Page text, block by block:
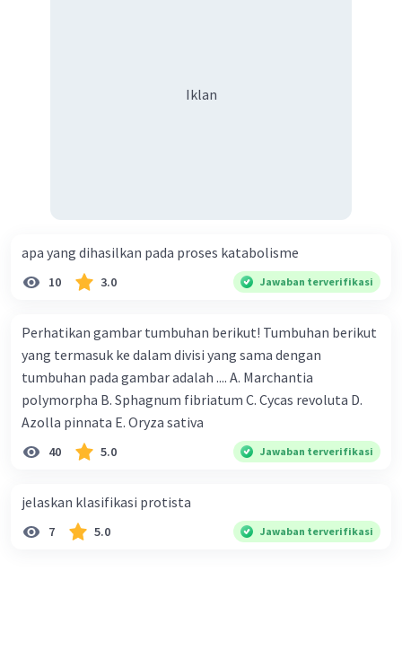
Iklan
apa yang dihasilkan pada proses katabolisme
10 3.0 Jawaban terverifikasi
Perhatikan gambar tumbuhan berikut! Tumbuhan berikut
yang termasuk ke dalam divisi yang sama dengan
tumbuhan pada gambar adalah .... A. Marchantia
polymorpha B. Sphagnum fibriatum C. Cycas revoluta D.
Azolla pinnata E. Oryza sativa
40 5.0 Jawaban terverifikasi
jelaskan klasifikasi protista
7 5.0 Jawaban terverifikasi